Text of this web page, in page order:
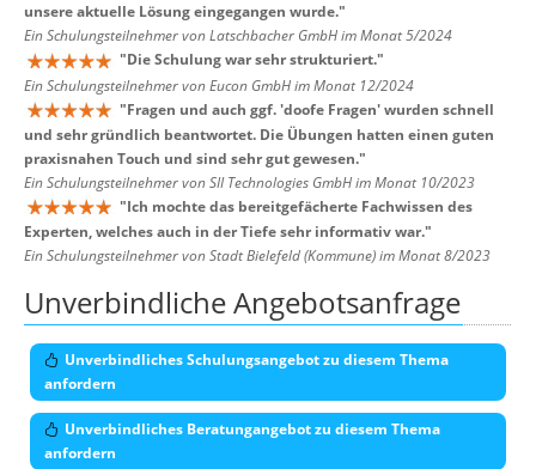
unsere aktuelle Lösung eingegangen wurde."
Ein Schulungsteilnehmer von Latschbacher GmbH im Monat 5/2024
"Die Schulung war sehr strukturiert."
Ein Schulungsteilnehmer von Eucon GmbH im Monat 12/2024
"Fragen und auch ggf. 'doofe Fragen' wurden schnell
und sehr gründlich beantwortet. Die Übungen hatten einen guten
praxisnahen Touch und sind sehr gut gewesen."
Ein Schulungsteilnehmer von SII Technologies GmbH im Monat 10/2023
"Ich mochte das bereitgefächerte Fachwissen des
Experten, welches auch in der Tiefe sehr informativ war."
Ein Schulungsteilnehmer von Stadt Bielefeld (Kommune) im Monat 8/2023
Unverbindliche Angebotsanfrage
Unverbindliches Schulungsangebot zu diesem Thema
anfordern
Unverbindliches Beratungangebot zu diesem Thema
anfordern